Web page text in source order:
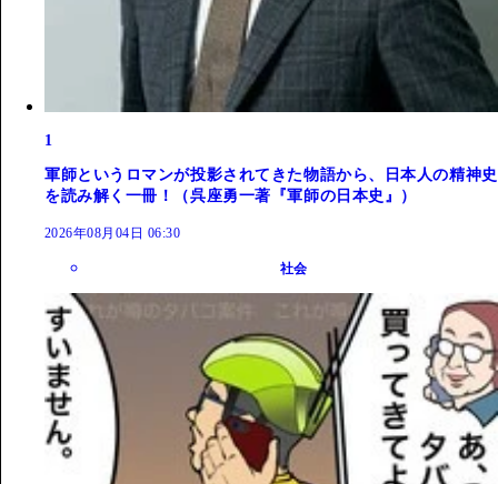
1
軍師というロマンが投影されてきた物語から、日本人の精神史
を読み解く一冊！（呉座勇一著『軍師の日本史』）
2026年08月04日 06:30
社会